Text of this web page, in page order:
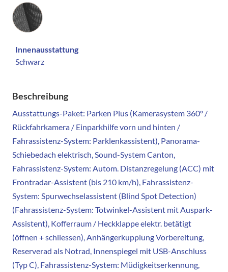
Innenausstattung
Innenausstattung
Schwarz
Beschreibung
Ausstattungs-Paket: Parken Plus (Kamerasystem 360° /
Rückfahrkamera / Einparkhilfe vorn und hinten /
Fahrassistenz-System: Parklenkassistent), Panorama-
Schiebedach elektrisch, Sound-System Canton,
Fahrassistenz-System: Autom. Distanzregelung (ACC) mit
Frontradar-Assistent (bis 210 km/h), Fahrassistenz-
System: Spurwechselassistent (Blind Spot Detection)
(Fahrassistenz-System: Totwinkel-Assistent mit Auspark-
Assistent), Kofferraum / Heckklappe elektr. betätigt
(öffnen + schliessen), Anhängerkupplung Vorbereitung,
Reserverad als Notrad, Innenspiegel mit USB-Anschluss
(Typ C), Fahrassistenz-System: Müdigkeitserkennung,